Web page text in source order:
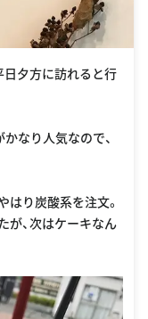
日夕方に訪れると行
なり人気なので、
り炭酸系を注文。
が、次はケーキなん